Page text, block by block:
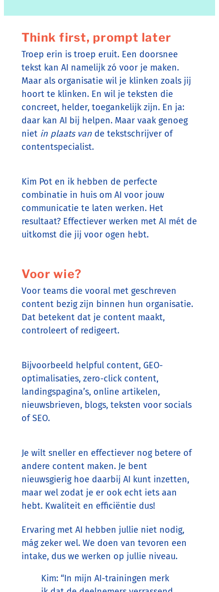
Think first, prompt later
Troep erin is troep eruit. Een doorsnee
tekst kan AI namelijk zó voor je maken.
Maar als organisatie wil je klinken zoals jij
hoort te klinken. En wil je teksten die
concreet, helder, toegankelijk zijn. En ja:
daar kan AI bij helpen. Maar vaak genoeg
niet in plaats vande tekstschrijver of
contentspecialist.
Kim Pot en ik hebben de perfecte
combinatie in huis om AI voor jouw
communicatie te laten werken. Het
resultaat? Effectiever werken met AI mét de
uitkomst die jij voor ogen hebt.
Voor wie?
Voor teams die vooral met geschreven
content bezig zijn binnen hun organisatie.
Dat betekent dat je content maakt,
controleert of redigeert.
Bijvoorbeeld helpful content, GEO-
optimalisaties, zero-click content,
landingspagina’s, online artikelen,
nieuwsbrieven, blogs, teksten voor socials
of SEO.
Je wilt sneller en effectiever nog betere of
andere content maken. Je bent
nieuwsgierig hoe daarbij AI kunt inzetten,
maar wel zodat je er ook echt iets aan
hebt. Kwaliteit en efficiëntie dus!
Ervaring met AI hebben jullie niet nodig,
mág zeker wel. We doen van tevoren een
intake, dus we werken op jullie niveau.
Kim: “In mijn AI-trainingen merk